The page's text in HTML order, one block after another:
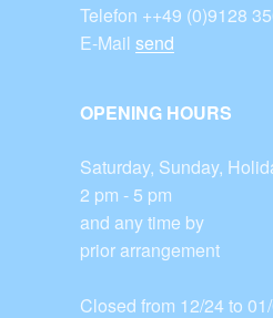
Telefon ++49 (0)9128
E-Mail send
OPENING HOURS
Saturday, Sunday,
2 pm - 5 pm
and any time by
prior arrangement
Closed from 12/24 to